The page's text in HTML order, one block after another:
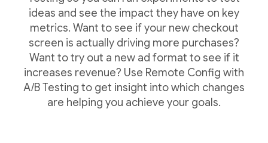
ideas and see the impact they have on key
metrics. Want to see if your new checkout
screen is actually driving more purchases?
Want to try out a new ad format to see if it
increases revenue? Use Remote Config with
A/B Testing to get insight into which changes
are helping you achieve your goals.